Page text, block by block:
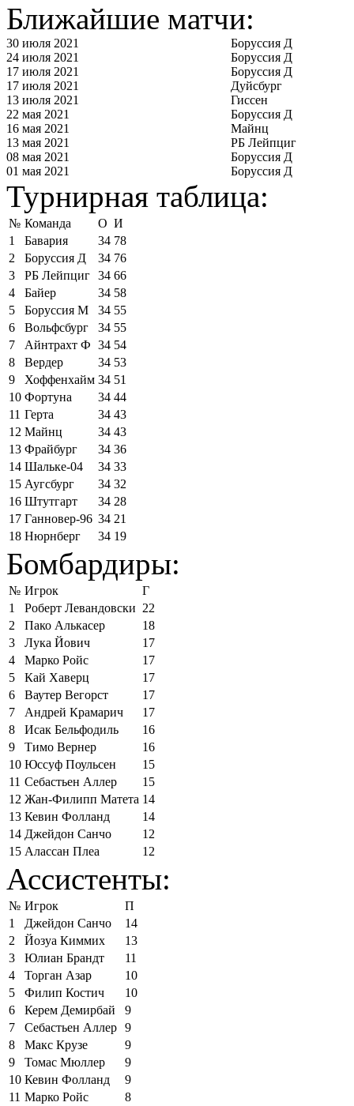
Ближайшие матчи:
30 июля 2021
Боруссия Д
24 июля 2021
Боруссия Д
17 июля 2021
Боруссия Д
17 июля 2021
Дуйсбург
13 июля 2021
Гиссен
22 мая 2021
Боруссия Д
16 мая 2021
Майнц
13 мая 2021
РБ Лейпциг
08 мая 2021
Боруссия Д
01 мая 2021
Боруссия Д
Турнирная таблица:
№ Команда О И
1
Бавария 34 78
2
Боруссия Д 34 76
3
РБ Лейпциг 34 66
4
Байер 34 58
5
Боруссия М 34 55
6
Вольфсбург 34 55
7
Айнтрахт Ф 34 54
8
Вердер 34 53
9
Хоффенхайм 34 51
10 Фортуна 34 44
11 Герта 34 43
12 Майнц 34 43
13 Фрайбург 34 36
14 Шальке-04 34 33
15 Аугсбург 34 32
16 Штутгарт 34 28
17 Ганновер-96 34 21
18 Нюрнберг 34 19
Бомбардиры:
№ Игрок
Г
1
Роберт Левандовски 22
2
Пако Алькасер
18
3
Лука Йович
17
4
Марко Ройс
17
5
Кай Хаверц
17
6
Ваутер Вегорст
17
7
Андрей Крамарич
17
8
Исак Бельфодиль
16
9
Тимо Вернер
16
10 Юссуф Поульсен
15
11 Себастьен Аллер
15
12 Жан-Филипп Матета 14
13 Кевин Фолланд
14
14 Джейдон Санчо
12
15 Алассан Плеа 12
Ассистенты:
№ Игрок
П
1
Джейдон Санчо
14
2
Йозуа Киммих
13
3
Юлиан Брандт
11
4
Торган Азар
10
5
Филип Костич
10
6
Керем Демирбай
9
7
Себастьен Аллер 9
8
Макс Крузе
9
9
Томас Мюллер
9
10 Кевин Фолланд
9
11 Марко Ройс
8